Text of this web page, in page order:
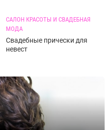
САЛОН КРАСОТЫ И СВАДЕБНАЯ
МОДА
Свадебные прически для
невест